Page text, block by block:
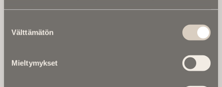
valinta
Välttämätön
Mieltymykset
Uutiskirje on maksuton eikä se velvoita mihinkään.
Kirjoita tähän sähköpostiosoite, johon haluat uutiskirjeen